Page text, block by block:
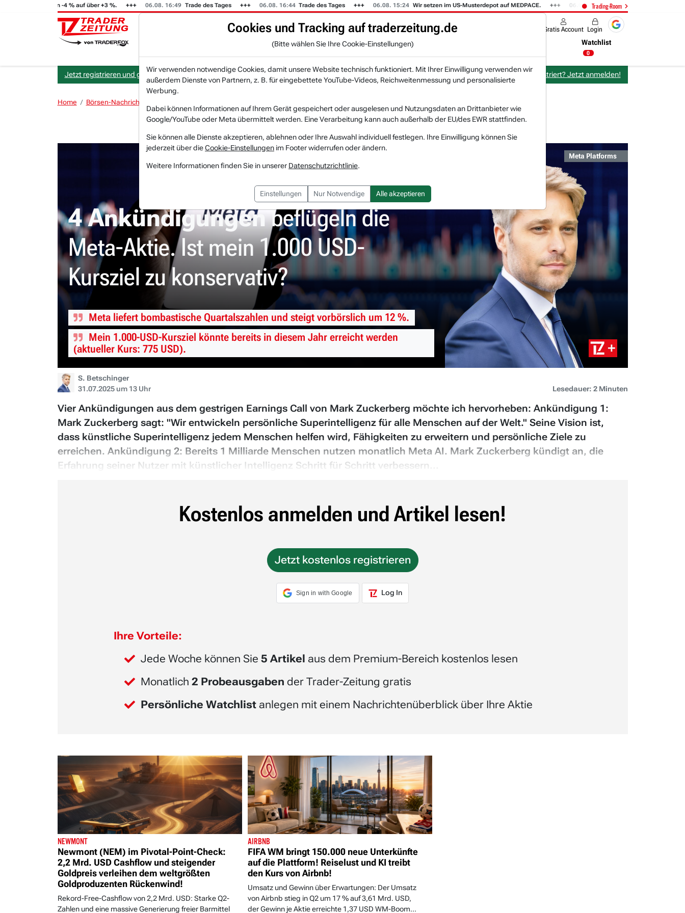
Trading-Room
(i) steigt von -4 % auf über +3 %. 06.08. 16:49 Trade des Tages 06.08. 16:44 Trade des Tages 06.08. 15:24 Wir setzen im US-Musterdepot auf MEDPACE. 06.08. 14:58 AMAZON (i) hat zwei Tage
Gratis Account Login
KI-Agenten NEU Zeitung Rankings & Trends Watchlist
0
Jetzt registrieren und gratis Artikel lesen. Bereits bei TraderFox registriert? Jetzt anmelden!
Home Börsen-Nachrichten
Meta Platforms
Meta Platforms
4 Ankündigungenbeflügeln die
Meta-Aktie. Ist mein 1.000 USD-
Kursziel zu konservativ?
Meta liefert bombastische Quartalszahlen und steigt vorbörslich um 12 %.
Mein 1.000-USD-Kursziel könnte bereits in diesem Jahr erreicht werden
(aktueller Kurs: 775 USD).
S. Betschinger
31.07.2025 um 13 Uhr
Lesedauer: 2 Minuten
Vier Ankündigungen aus dem gestrigen Earnings Call von Mark Zuckerberg möchte ich hervorheben: Ankündigung 1:
Mark Zuckerberg sagt: "Wir entwickeln persönliche Superintelligenz für alle Menschen auf der Welt." Seine Vision ist,
dass künstliche Superintelligenz jedem Menschen helfen wird, Fähigkeiten zu erweitern und persönliche Ziele zu
erreichen. Ankündigung 2: Bereits 1 Milliarde Menschen nutzen monatlich Meta AI. Mark Zuckerberg kündigt an, die
Erfahrung seiner Nutzer mit künstlicher Intelligenz Schritt für Schritt verbessern...
Kostenlos anmelden und Artikel lesen!
Jetzt kostenlos registrieren
Sign in with Google Log In
Ihre Vorteile:
Jede Woche können Sie 5 Artikel aus dem Premium-Bereich kostenlos lesen
Monatlich 2 Probeausgaben der Trader-Zeitung gratis
Persönliche Watchlistanlegen mit einem Nachrichtenüberblick über Ihre Aktie
NEWMONT
Newmont (NEM) im Pivotal-Point-Check:
2,2 Mrd. USD Cashflow und steigender
Goldpreis verleihen dem weltgrößten
Goldproduzenten Rückenwind!
Rekord-Free-Cashflow von 2,2 Mrd. USD: Starke Q2-
Zahlen und eine massive Generierung freier Barmittel
AIRBNB
FIFA WM bringt 150.000 neue Unterkünfte
auf die Plattform! Reiselust und KI treibt
den Kurs von Airbnb!
Umsatz und Gewinn über Erwartungen: Der Umsatz
von Airbnb stieg in Q2 um 17 % auf 3,61 Mrd. USD,
der Gewinn je Aktie erreichte 1,37 USD WM-Boom...
Cookies und Tracking auf traderzeitung.de
(Bitte wählen Sie Ihre Cookie-Einstellungen)
Wir verwenden notwendige Cookies, damit unsere Website technisch funktioniert. Mit Ihrer Einwilligung verwenden wir
außerdem Dienste von Partnern, z. B. für eingebettete YouTube-Videos, Reichweitenmessung und personalisierte
Werbung.
Dabei können Informationen auf Ihrem Gerät gespeichert oder ausgelesen und Nutzungsdaten an Drittanbieter wie
Google/YouTube oder Meta übermittelt werden. Eine Verarbeitung kann auch außerhalb der EU/des EWR stattfinden.
Sie können alle Dienste akzeptieren, ablehnen oder Ihre Auswahl individuell festlegen. Ihre Einwilligung können Sie
jederzeit über dieCookie-Einstellungen im Footer widerrufen oder ändern.
Weitere Informationen finden Sie in unserer Datenschutzrichtlinie.
Einstellungen Nur Notwendige Alle akzeptieren